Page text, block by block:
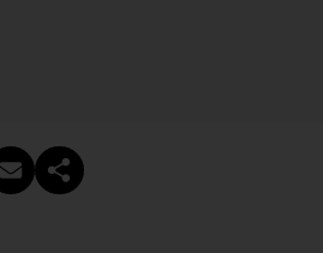
teilen
teilen
Per E-Mail teilen
Link kopieren